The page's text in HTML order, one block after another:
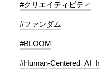
#クリエイティビティ
#ファンダム
#BLOOM
#Human-